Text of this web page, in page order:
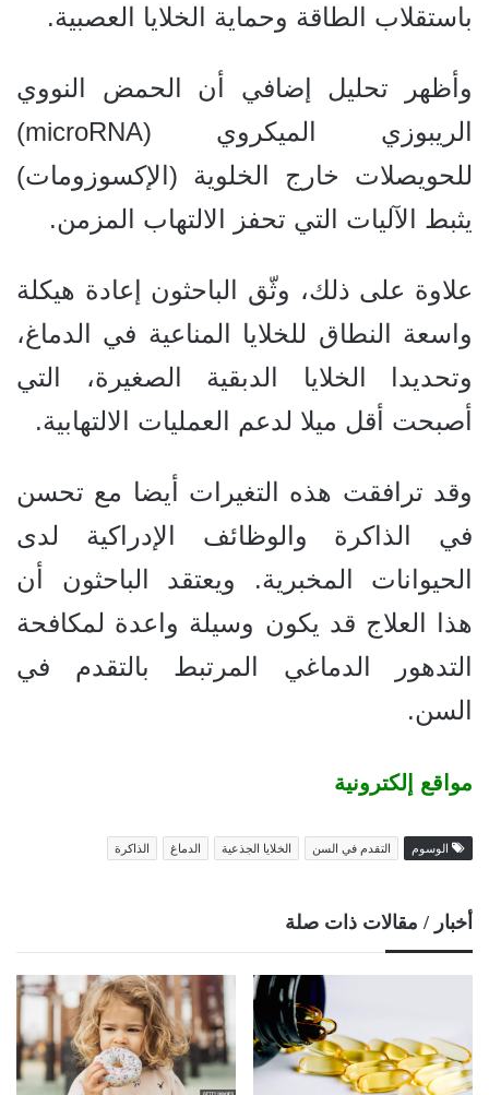
باستقلاب الطاقة وحماية الخلايا العصبية.
وأظهر تحليل إضافي أن الحمض النووي
الريبوزي الميكروي (microRNA)
للحويصلات خارج الخلوية (الإكسوزومات)
يثبط الآليات التي تحفز الالتهاب المزمن.
علاوة على ذلك، وثّق الباحثون إعادة هيكلة
واسعة النطاق للخلايا المناعية في الدماغ،
وتحديدا الخلايا الدبقية الصغيرة، التي
أصبحت أقل ميلا لدعم العمليات الالتهابية.
وقد ترافقت هذه التغيرات أيضا مع تحسن
في الذاكرة والوظائف الإدراكية لدى
الحيوانات المخبرية. ويعتقد الباحثون أن
هذا العلاج قد يكون وسيلة واعدة لمكافحة
التدهور الدماغي المرتبط بالتقدم في
السن.
مواقع إلكترونية
الوسوم التقدم في السن الخلايا الجذعية الدماغ الذاكرة
أخبار / مقالات ذات صلة